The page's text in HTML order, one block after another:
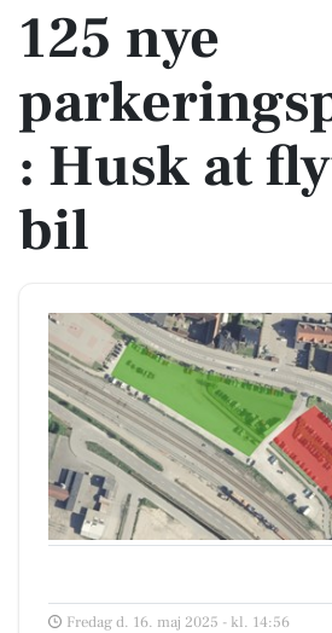
125 nye
: Husk at
bil
Fredag d. 16. maj 2025 - kl. 14:56